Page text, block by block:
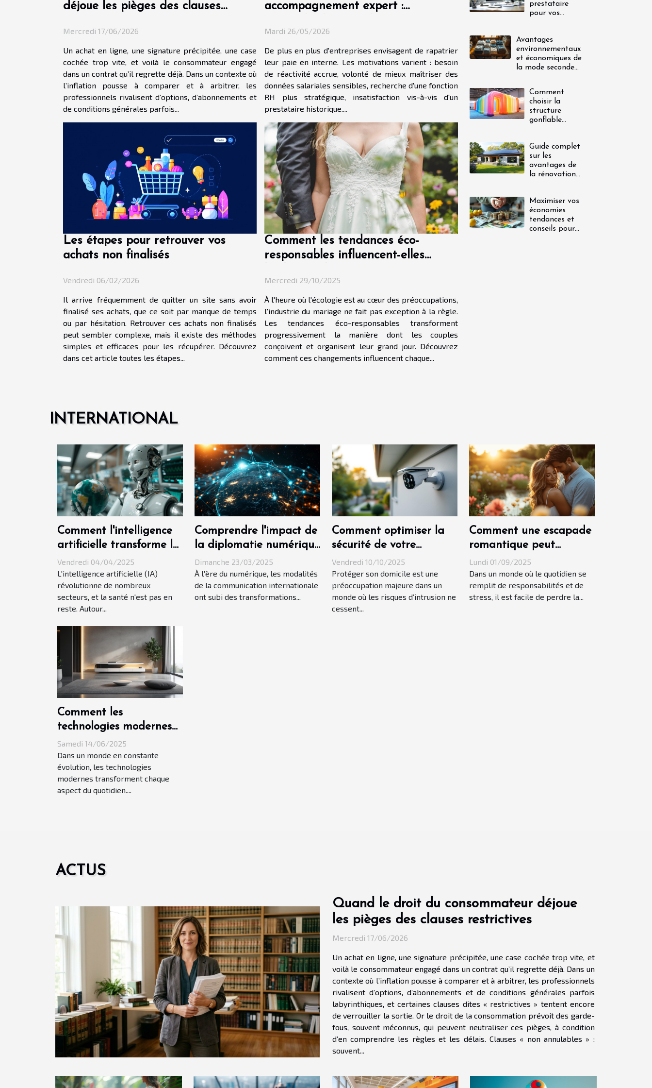
déjoue les pièges des clauses
Mercredi 17/06/2026
Un achat en ligne, une signature précipitée, une case
cochée trop vite, et voilà le consommateur engagé
dans un contrat qu’il regrette déjà. Dans un contexte où
l’inflation pousse à comparer et à arbitrer, les
professionnels rivalisent d’options, d’abonnements et
de conditions générales parfois...
accompagnement expert :
de zéro
Mardi 26/05/2026
De plus en plus d'entreprises envisagent de rapatrier
leur paie en interne. Les motivations varient : besoin
de réactivité accrue, volonté de mieux maîtriser des
données salariales sensibles, recherche d'une fonction
RH plus stratégique, insatisfaction vis-à-vis d'un
prestataire historique....
Les étapes pour retrouver vos
achats non finalisés
Vendredi 06/02/2026
Il arrive fréquemment de quitter un site sans avoir
finalisé ses achats, que ce soit par manque de temps
ou par hésitation. Retrouver ces achats non finalisés
peut sembler complexe, mais il existe des méthodes
simples et efficaces pour les récupérer. Découvrez
dans cet article toutes les étapes...
Comment les tendances éco-
responsables influencent-elles
Mercredi 29/10/2025
À l'heure où l'écologie est au cœur des préoccupations,
l'industrie du mariage ne fait pas exception à la règle.
Les tendances éco-responsables transforment
progressivement la manière dont les couples
conçoivent et organisent leur grand jour. Découvrez
comment ces changements influencent chaque...
prestataire
pour vos
Avantages
environnementaux
et économiques de
la mode seconde
Comment
choisir la
structure
gonflable
événement
promotionnel
Guide complet
sur les
avantages de
la rénovation
Maximiser vos
économies
tendances et
conseils pour
INTERNATIONAL
Comment l'intelligence
artificielle transforme les
soins de santé à l'échelle
mondiale
Vendredi 04/04/2025
L'intelligence artificielle (IA)
révolutionne de nombreux
secteurs, et la santé n'est pas en
reste. Autour...
Comprendre l'impact de
la diplomatie numérique
sur les relations
internationales
Dimanche 23/03/2025
À l'ère du numérique, les modalités
de la communication internationale
ont subi des transformations...
Comment optimiser la
sécurité de votre
domicile avec une
caméra solaire ?
Vendredi 10/10/2025
Protéger son domicile est une
préoccupation majeure dans un
monde où les risques d’intrusion ne
cessent...
Comment une escapade
romantique peut
revitaliser votre relation
?
Lundi 01/09/2025
Dans un monde où le quotidien se
remplit de responsabilités et de
stress, il est facile de perdre la...
Comment les
technologies modernes
améliorent le quotidien
Samedi 14/06/2025
Dans un monde en constante
évolution, les technologies
modernes transforment chaque
aspect du quotidien....
ACTUS
Quand le droit du consommateur déjoue
les pièges des clauses restrictives
Mercredi 17/06/2026
Un achat en ligne, une signature précipitée, une case cochée trop vite, et
voilà le consommateur engagé dans un contrat qu’il regrette déjà. Dans un
contexte où l’inflation pousse à comparer et à arbitrer, les professionnels
rivalisent d’options, d’abonnements et de conditions générales parfois
labyrinthiques, et certaines clauses dites « restrictives » tentent encore
de verrouiller la sortie. Or le droit de la consommation prévoit des garde-
fous, souvent méconnus, qui peuvent neutraliser ces pièges, à condition
d’en comprendre les règles et les délais. Clauses « non annulables » :
souvent...